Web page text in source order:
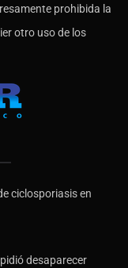
prohibida la
otro uso de los
ciclosporiasis en
desaparecer